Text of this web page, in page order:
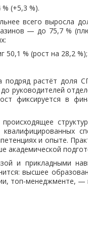
(+5,3 %).
всего выросла
— до 75,7 %
50,1 % (рост на 28,2 %);
подряд растёт доля
руководителей
фиксируется в
и опыте.
академической
и прикладными
высшее
топ‑менеджменте, —